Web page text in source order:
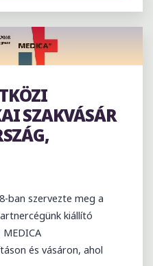
NEMZETKÖZI
ÉPÍTŐIPARI
SZAKKIÁLLÍTÁS,
KOLOZSVÁR"
SZAKVÁSÁR
ban szervezte meg a
kiállító
és vásáron, ahol